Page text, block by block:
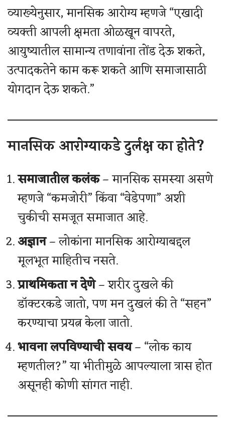
व्याख्येनुसार, मानसिक आरोग्य म्हणजे “एखादी
व्यक्ती आपली क्षमता ओळखून वापरते,
आयुष्यातील सामान्य तणावांना तोंड देऊ शकते,
उत्पादकतेने काम करू शकते आणि समाजासाठी
योगदान देऊ शकते.”
मानसिक आरोग्याकडे दुर्लक्ष का होते?
समाजातील कलंक– मानसिक समस्या असणे
म्हणजे “कमजोरी” किंवा “वेडेपणा” अशी
चुकीची समजूत समाजात आहे.
अज्ञान– लोकांना मानसिक आरोग्याबद्दल
मूलभूत माहितीच नसते.
प्राथमिकता न देणे– शरीर दुखले की
डॉक्टरकडे जातो, पण मन दुखलं की ते “सहन”
करण्याचा प्रयत्न केला जातो.
भावना लपविण्याची सवय– “लोक काय
म्हणतील?” या भीतीमुळे आपल्याला त्रास होत
असूनही कोणी सांगत नाही.